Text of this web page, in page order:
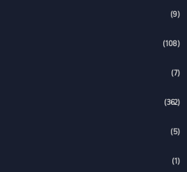
(9)
(108)
(7)
(362)
(5)
(1)